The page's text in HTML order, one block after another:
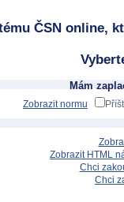
ČSN online,
Mám
Zobrazit normu
Zobrazit HTML
Chci
Chci